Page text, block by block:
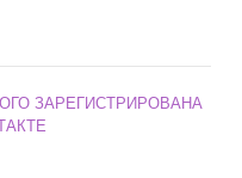
ЗАРЕГИСТРИРОВАНА